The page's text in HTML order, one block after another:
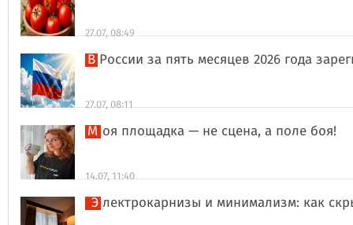
27.07, 08:49
В России за пять месяцев 2026 года
27.07, 08:11
Моя площадка — не сцена, а поле боя!
14.07, 11:40
Электрокарнизы и минимализм: как